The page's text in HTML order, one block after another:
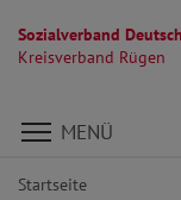
Sozialverband
Kreisverband Rügen
Direkt zu den
MENÜ
Startseite